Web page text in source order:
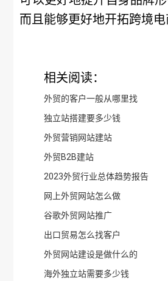
而且能够更好地开拓跨境电
相关阅读：
外贸的客户一般从哪里找
独立站搭建要多少钱
外贸营销网站建站
外贸B2B建站
2023外贸行业总体趋势报告
网上外贸网站怎么做
谷歌外贸网站推广
出口贸易怎么找客户
外贸网站建设是做什么的
海外独立站需要多少钱